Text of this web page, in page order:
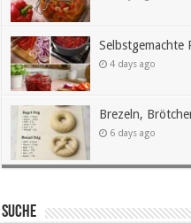
Selbstgemachte
4 days ago
Brezeln,
6 days ago
SUCHE